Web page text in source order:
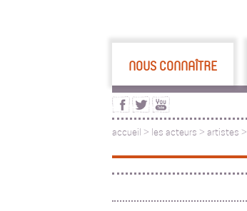
NOUS CONNAÎTRE
accueil > les acteurs > artistes >